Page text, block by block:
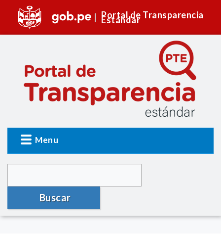
Portal de Transparencia
Estándar
Menu
Buscar